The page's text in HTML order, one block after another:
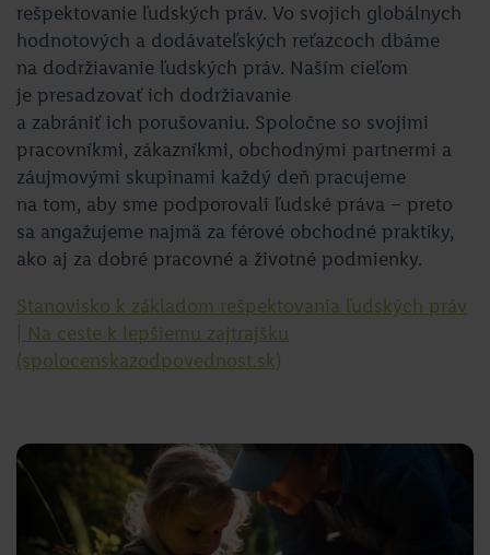
rešpektovanie ľudských práv. Vo svojich globálnych
hodnotových a dodávateľských reťazcoch dbáme
na dodržiavanie ľudských práv. Naším cieľom
je presadzovať ich dodržiavanie
a zabrániť ich porušovaniu. Spoločne so svojimi
pracovníkmi, zákazníkmi, obchodnými partnermi a
záujmovými skupinami každý deň pracujeme
na tom, aby sme podporovali ľudské práva – preto
sa angažujeme najmä za férové obchodné praktiky,
ako aj za dobré pracovné a životné podmienky.
Stanovisko k základom rešpektovania ľudských práv
| Na ceste k lepšiemu zajtrajšku
(spolocenskazodpovednost.sk)